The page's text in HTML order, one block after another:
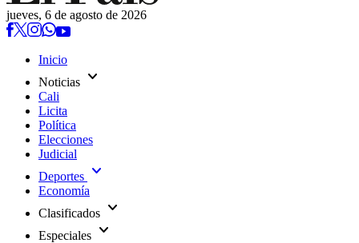
jueves, 6 de agosto de 2026
Inicio
Noticias expand_more
Cali
Licita
Política
Elecciones
Judicial
Deportes expand_more
Economía
Clasificados expand_more
Especiales expand_more